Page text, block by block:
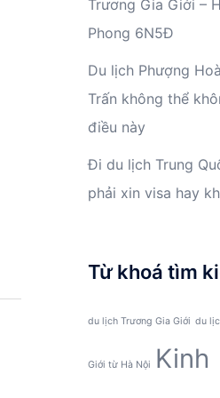
Trương Gia Giới –
Phong 6N5Đ
Du lịch Phượng
Trấn không thể
điều này
Đi du lịch Trung
phải xin visa hay
Từ khoá tìm
du lịch Trương Gia Giới du
Giới từ Hà Nội
Kinh